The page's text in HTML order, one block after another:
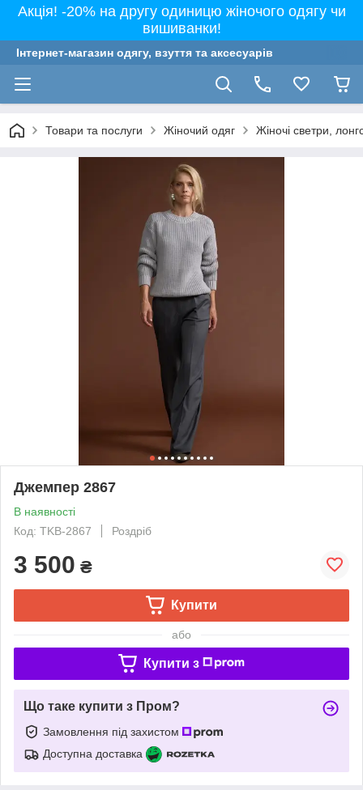
Акція! -20% на другу одиницю жіночого одягу чи
вишиванки!
Інтернет-магазин одягу, взуття та аксесуарів
Товари та послуги Жіночий одяг Жіночі светри,
Джемпер 2867
В наявності
Код: TKB-2867
Роздріб
3 500 ₴
Купити
або
Купити з
Що таке купити з Пром?
Замовлення під захистом
Доступна доставка